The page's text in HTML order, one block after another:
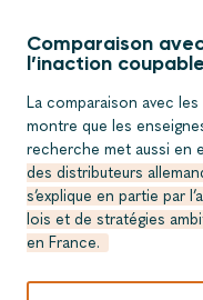
Comparaison
l’inaction
La comparaison avec
montre que les
recherche met aussi en
des distributeurs
s’explique en partie par
lois et de stratégies
en France.